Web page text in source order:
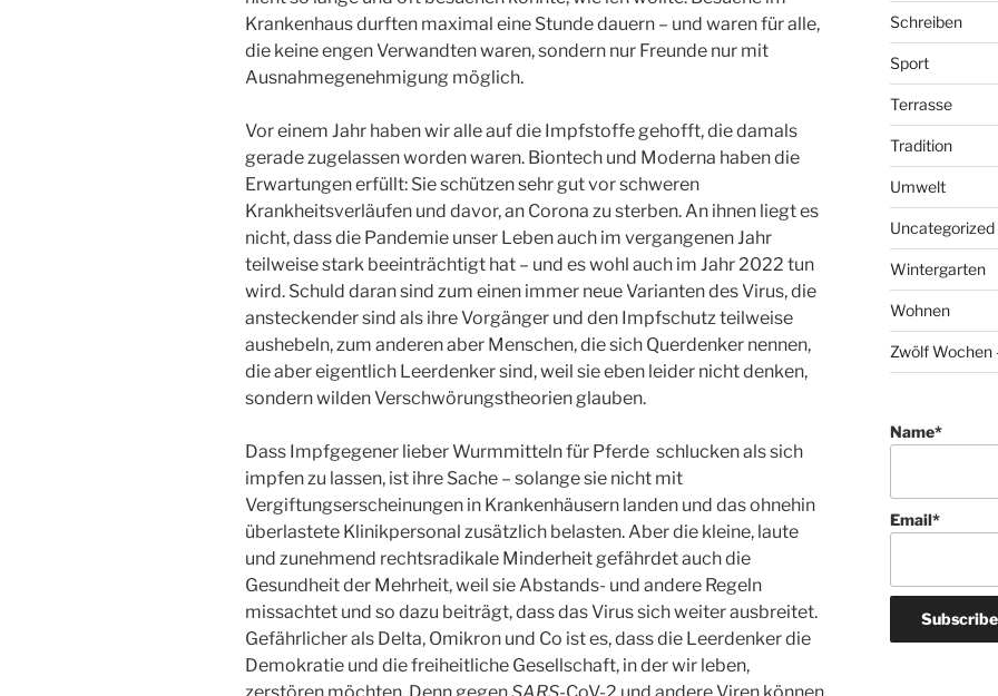
Krankenhaus durften maximal eine Stunde dauern – und waren für alle,
die keine engen Verwandten waren, sondern nur Freunde nur mit
Ausnahmegenehmigung möglich.
Vor einem Jahr haben wir alle auf die Impfstoffe gehofft, die damals
gerade zugelassen worden waren. Biontech und Moderna haben die
Erwartungen erfüllt: Sie schützen sehr gut vor schweren
Krankheitsverläufen und davor, an Corona zu sterben. An ihnen liegt es
nicht, dass die Pandemie unser Leben auch im vergangenen Jahr
teilweise stark beeinträchtigt hat – und es wohl auch im Jahr 2022 tun
wird. Schuld daran sind zum einen immer neue Varianten des Virus, die
ansteckender sind als ihre Vorgänger und den Impfschutz teilweise
aushebeln, zum anderen aber Menschen, die sich Querdenker nennen,
die aber eigentlich Leerdenker sind, weil sie eben leider nicht denken,
sondern wilden Verschwörungstheorien glauben.
Dass Impfgegener lieber Wurmmitteln für Pferde schlucken als sich
impfen zu lassen, ist ihre Sache – solange sie nicht mit
Vergiftungserscheinungen in Krankenhäusern landen und das ohnehin
überlastete Klinikpersonal zusätzlich belasten. Aber die kleine, laute
und zunehmend rechtsradikale Minderheit gefährdet auch die
Gesundheit der Mehrheit, weil sie Abstands- und andere Regeln
missachtet und so dazu beiträgt, dass das Virus sich weiter ausbreitet.
Gefährlicher als Delta, Omikron und Co ist es, dass die Leerdenker die
Demokratie und die freiheitliche Gesellschaft, in der wir leben,
Schreiben
Sport
Terrasse
Tradition
Umwelt
Uncategorized
Wintergarten
Wohnen
Zwölf Wochen
Name*
Email*